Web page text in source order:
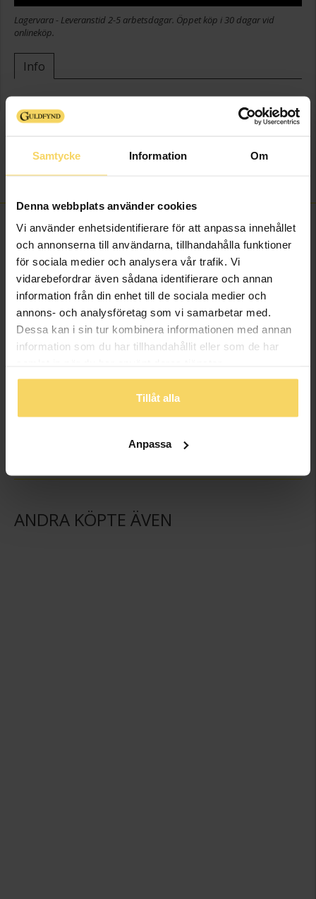
Samtycke Information Om
Denna webbplats använder cookies
Vi använder enhetsidentifierare för att anpassa innehållet
och annonserna till användarna, tillhandahålla funktioner
för sociala medier och analysera vår trafik. Vi
vidarebefordrar även sådana identifierare och annan
information från din enhet till de sociala medier och
annons- och analysföretag som vi samarbetar med.
Dessa kan i sin tur kombinera informationen med annan
information som du har tillhandahållit eller som de har
Tillåt alla
Anpassa
Lagervara - Leveranstid 2-5 arbetsdagar. Öppet köp i 30 dagar vid
onlineköp.
Info
Bredd ca (mm)
8,80
Höjd ca (mm)
Material
Silver
Sten/Pärla
FINNS OCKSÅ SOM
ANDRA KÖPTE ÄVEN